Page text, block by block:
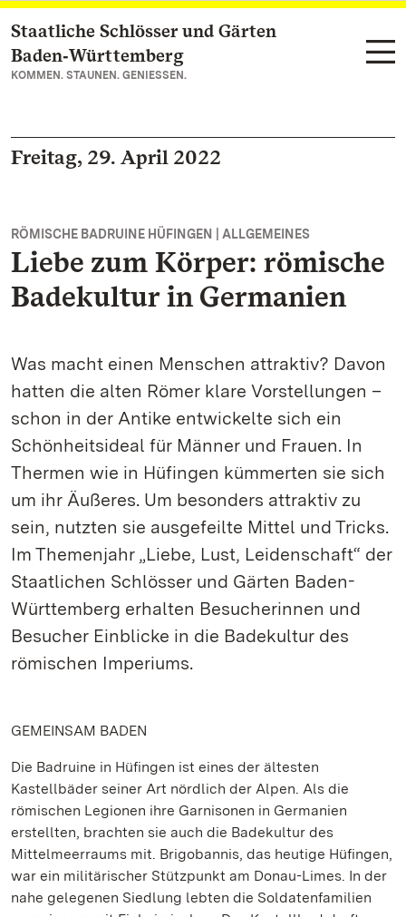
Zum Hauptinhalt springen
Staatliche Schlösser und Gärten
Baden‑Württemberg
KOMMEN. STAUNEN. GENIESSEN.
Freitag, 29. April 2022
RÖMISCHE BADRUINE HÜFINGEN | ALLGEMEINES
Liebe zum Körper: römische
Badekultur in Germanien
Was macht einen Menschen attraktiv? Davon
hatten die alten Römer klare Vorstellungen –
schon in der Antike entwickelte sich ein
Schönheitsideal für Männer und Frauen. In
Thermen wie in Hüfingen kümmerten sie sich
um ihr Äußeres. Um besonders attraktiv zu
sein, nutzten sie ausgefeilte Mittel und Tricks.
Im Themenjahr „Liebe, Lust, Leidenschaft“ der
Staatlichen Schlösser und Gärten Baden-
Württemberg erhalten Besucherinnen und
Besucher Einblicke in die Badekultur des
römischen Imperiums.
GEMEINSAM BADEN
Die Badruine in Hüfingen ist eines der ältesten
Kastellbäder seiner Art nördlich der Alpen. Als die
römischen Legionen ihre Garnisonen in Germanien
erstellten, brachten sie auch die Badekultur des
Mittelmeerraums mit. Brigobannis, das heutige Hüfingen,
war ein militärischer Stützpunkt am Donau-Limes. In der
nahe gelegenen Siedlung lebten die Soldatenfamilien